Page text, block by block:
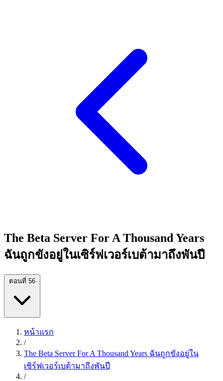
The Beta Server For A Thousand Years
ฉันถูกขังอยู่ในเซิร์ฟเวอร์เบต้ามาถึงพันปี
ตอนที่ 56
หน้าแรก
/
The Beta Server For A Thousand Years ฉันถูกขังอยู่ใน
เซิร์ฟเวอร์เบต้ามาถึงพันปี
/